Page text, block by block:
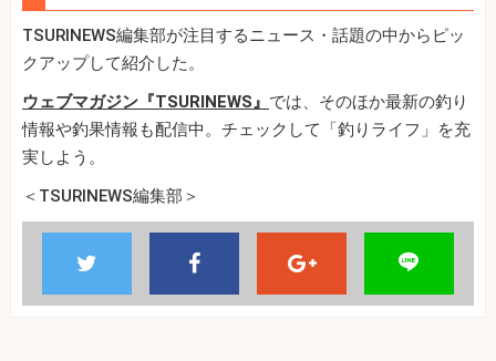
TSURINEWS編集部が注目するニュース・話題の中からピッ
クアップして紹介した。
ウェブマガジン『TSURINEWS』 では、そのほか最新の釣り
情報や釣果情報も配信中。チェックして「釣りライフ」を充
実しよう。
＜TSURINEWS編集部＞